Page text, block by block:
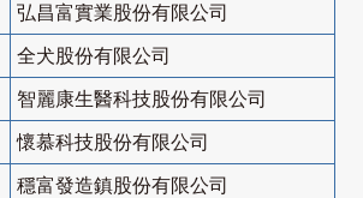
弘昌富實業股份有限公司
全犬股份有限公司
智麗康生醫科技股份有限公司
懷慕科技股份有限公司
穩富發造鎮股份有限公司